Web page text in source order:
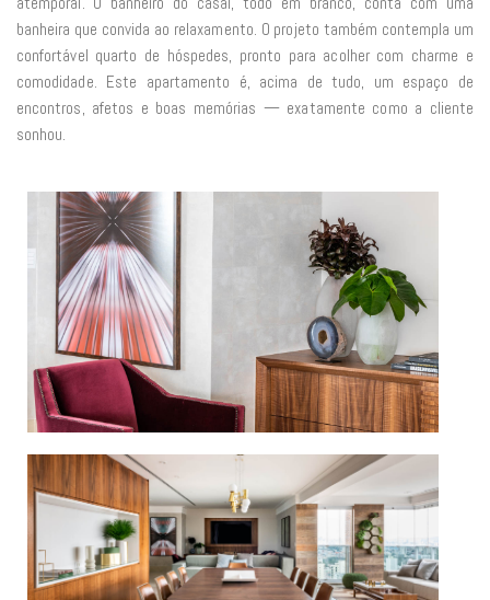
banheira que convida ao relaxamento. O projeto também contempla um
confortável quarto de hóspedes, pronto para acolher com charme e
comodidade. Este apartamento é, acima de tudo, um espaço de
encontros, afetos e boas memórias — exatamente como a cliente
sonhou.